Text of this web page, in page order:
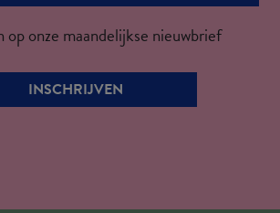
op onze maandelijkse nieuwbrief
INSCHRIJVEN